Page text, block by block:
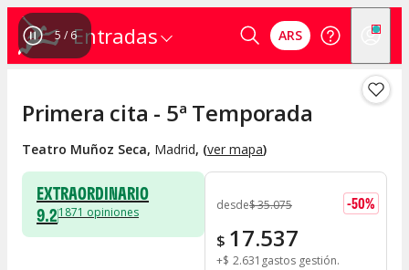
Entradas ARS
6 / 6
Primera cita - 5ª Temporada
Teatro Muñoz Seca, Madrid, (ver mapa)
EXTRAORDINARIO
9.21871 opiniones desde$35.075 -50%
$ 17.537
+$ 2.631 gastos gestión